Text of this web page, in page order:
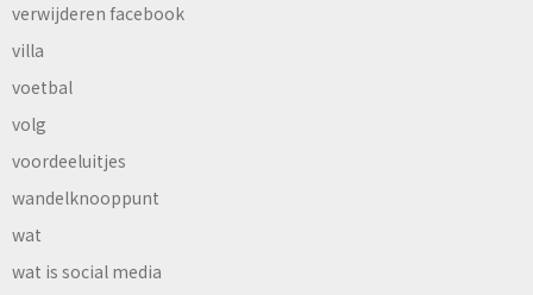
verwijderen facebook
villa
voetbal
volg
voordeeluitjes
wandelknooppunt
wat
wat is social media